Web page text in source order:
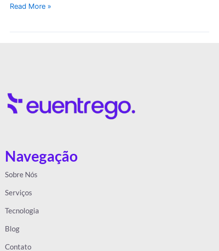
Read More »
Navegação
Sobre Nós
Serviços
Tecnologia
Blog
Contato